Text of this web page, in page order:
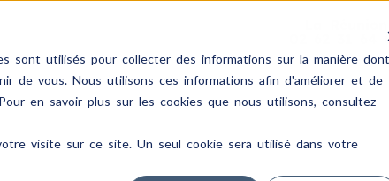
sont utilisés pour collecter des informations sur la manière dont
de vous. Nous utilisons ces informations afin d'améliorer et de
en savoir plus sur les cookies que nous utilisons, consultez
visite sur ce site. Un seul cookie sera utilisé dans votre
02 62 31 64